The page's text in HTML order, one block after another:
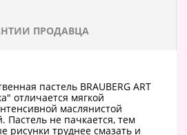
ПРОДАВЦА
пастель BRAUBERG ART
отличается мягкой
маслянистой
Пастель не пачкается, тем
рисунки труднее смазать и